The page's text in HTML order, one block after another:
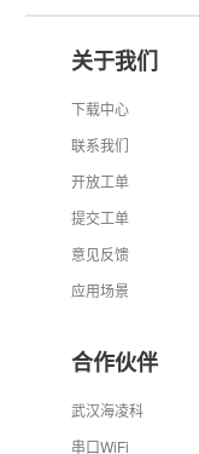
关于我们
下载中心
联系我们
开放工单
提交工单
意见反馈
应用场景
合作伙伴
武汉海凌科
串口WiFi